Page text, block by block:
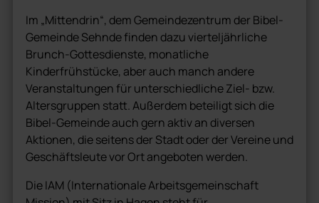
Im „Mittendrin“, dem Gemeindezentrum der Bibel-
Gemeinde Sehnde finden dazu vierteljährliche
Brunch-Gottesdienste, monatliche
Kinderfrühstücke, aber auch manch andere
Veranstaltungen für unterschiedliche Ziel- bzw.
Altersgruppen statt. Außerdem beteiligt sich die
Bibel-Gemeinde auch gern aktiv an diversen
Aktionen, die seitens der Stadt oder der Vereine und
Geschäftsleute vor Ort angeboten werden.
Die IAM (Internationale Arbeitsgemeinschaft